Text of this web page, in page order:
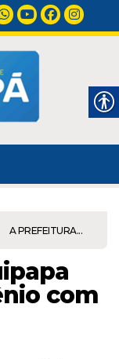
A PREFEITURA...
com